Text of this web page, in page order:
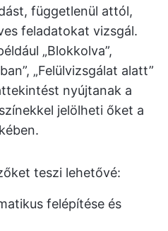
függetlenül attól,
feladatokat vizsgál.
„Blokkolva”,
„Felülvizsgálat alatt”
nyújtanak a
jelölheti őket a
teszi lehetővé:
felépítése és